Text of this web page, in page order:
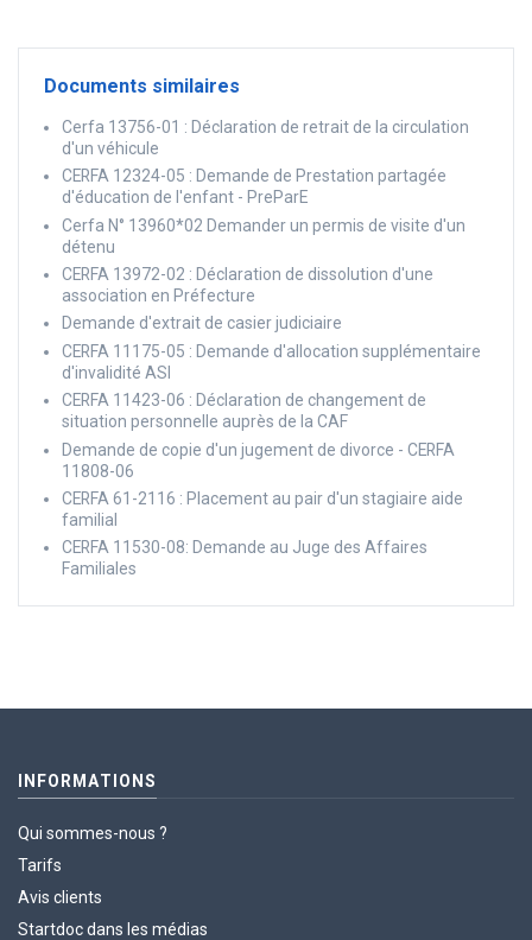
Documents similaires
Cerfa 13756-01 : Déclaration de retrait de la circulation
d'un véhicule
CERFA 12324-05 : Demande de Prestation partagée
d'éducation de l'enfant - PreParE
Cerfa N° 13960*02 Demander un permis de visite d'un
détenu
CERFA 13972-02 : Déclaration de dissolution d'une
association en Préfecture
Demande d'extrait de casier judiciaire
CERFA 11175-05 : Demande d'allocation supplémentaire
d'invalidité ASI
CERFA 11423-06 : Déclaration de changement de
situation personnelle auprès de la CAF
Demande de copie d'un jugement de divorce - CERFA
11808-06
CERFA 61-2116 : Placement au pair d'un stagiaire aide
familial
CERFA 11530-08: Demande au Juge des Affaires
Familiales
INFORMATIONS
Qui sommes-nous ?
Tarifs
Avis clients
Startdoc dans les médias